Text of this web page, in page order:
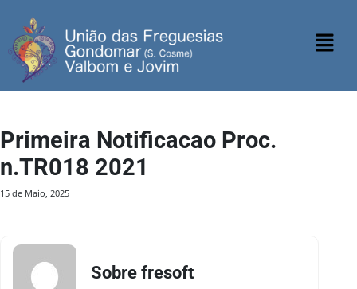
Primeira Notificacao Proc.
n.TR018 2021
15 de Maio, 2025
Sobre fresoft